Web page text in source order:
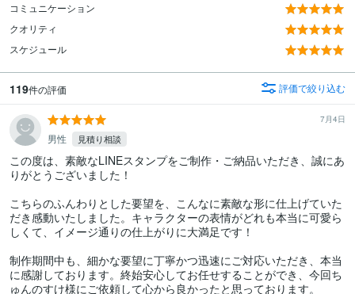
コミュニケーション
クオリティ
スケジュール
119件の評価 評価で絞り込む
7月4日
男性 見積り相談
この度は、素敵なLINEスタンプをご制作・ご納品いただき、誠にあ
りがとうございました！
こちらのふんわりとした要望を、こんなに素敵な形に仕上げていた
だき感動いたしました。キャラクターの表情がどれも本当に可愛ら
しくて、イメージ通りの仕上がりに大満足です！
制作期間中も、細かな要望に丁寧かつ迅速にご対応いただき、本当
に感謝しております。終始安心してお任せすることができ、今回ち
ゅんのすけ様にご依頼して心から良かったと思っております。